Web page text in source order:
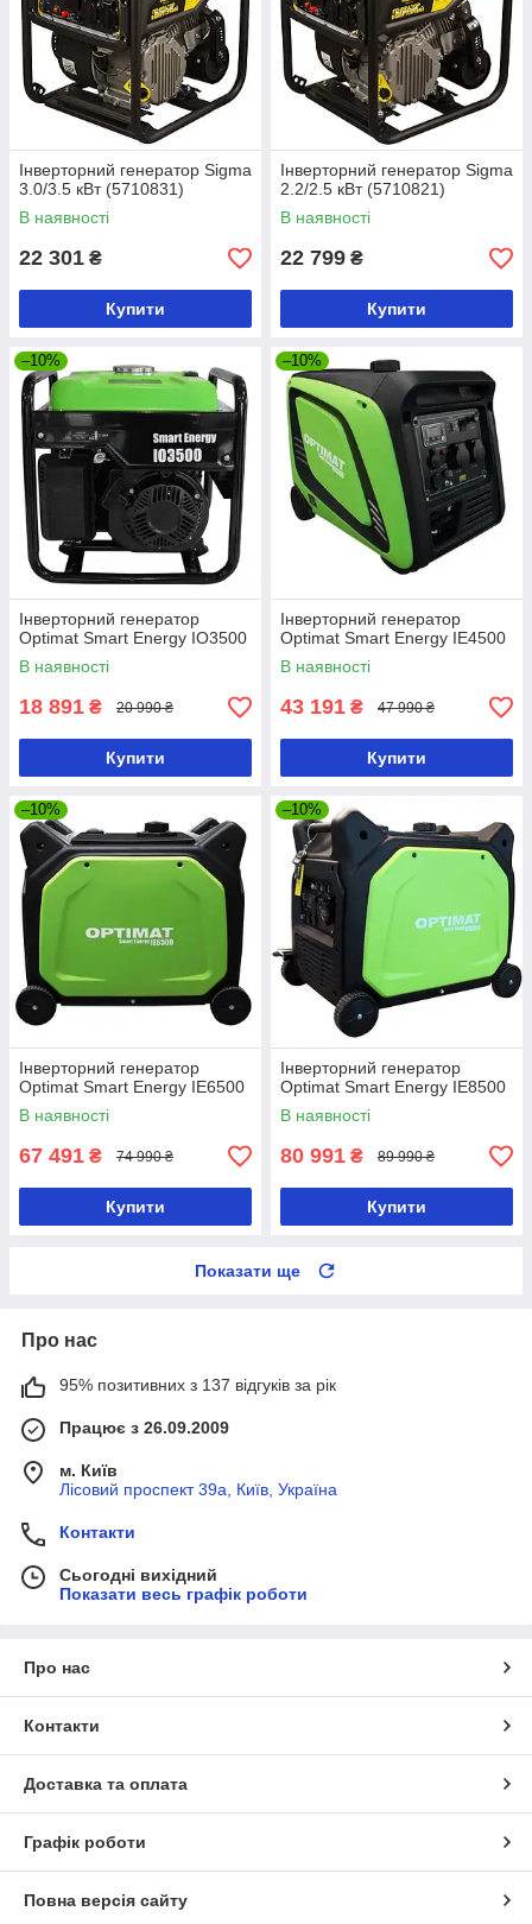
Інверторний генератор Sigma
3.0/3.5 кВт (5710831)
В наявності
22 301 ₴
Купити
Інверторний генератор Sigma
2.2/2.5 кВт (5710821)
В наявності
22 799 ₴
Купити
–10%
Інверторний генератор
Optimat Smart Energy IO3500
В наявності
18 891 ₴ 20 990 ₴
Купити
–10%
Інверторний генератор
Optimat Smart Energy IE4500
В наявності
43 191 ₴ 47 990 ₴
Купити
–10%
Інверторний генератор
Optimat Smart Energy IE6500
В наявності
67 491 ₴ 74 990 ₴
Купити
–10%
Інверторний генератор
Optimat Smart Energy IE8500
В наявності
80 991 ₴ 89 990 ₴
Купити
Показати ще
Про нас
95% позитивних з 137 відгуків за рік
Працює з 26.09.2009
м. Київ
Лісовий проспект 39а, Київ, Україна
Контакти
Сьогодні вихідний
Показати весь графік роботи
Про нас
Контакти
Доставка та оплата
Графік роботи
Повна версія сайту